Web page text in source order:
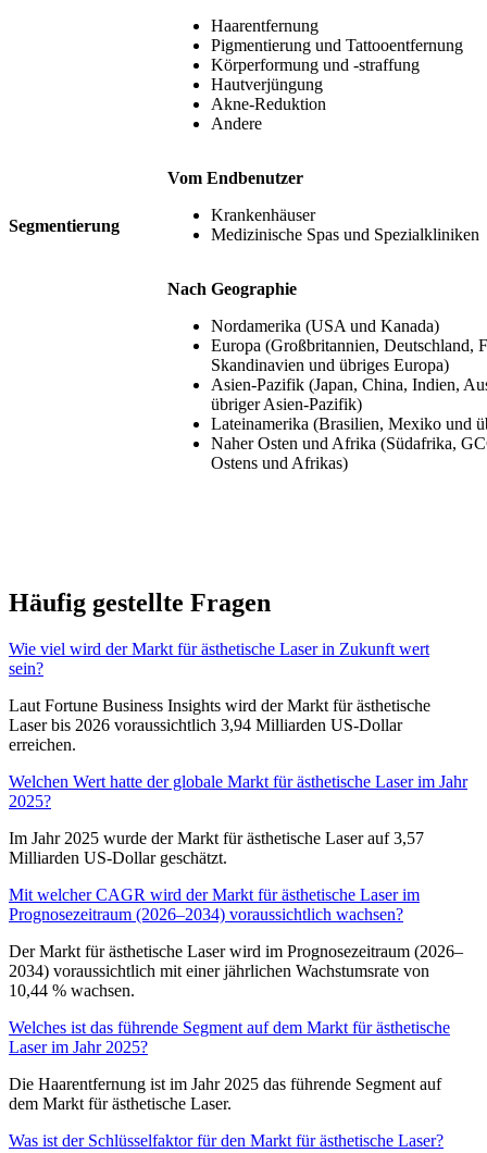
Segmentierung
Haarentfernung
Pigmentierung und Tattooentfernung
Körperformung und -straffung
Hautverjüngung
Akne-Reduktion
Andere
Vom Endbenutzer
Krankenhäuser
Medizinische Spas und Spezialkliniken
Nach Geographie
Nordamerika (USA und Kanada)
Europa (Großbritannien, Deutschland,
Skandinavien und übriges Europa)
Asien-Pazifik (Japan, China, Indien,
übriger Asien-Pazifik)
Lateinamerika (Brasilien, Mexiko und
Naher Osten und Afrika (Südafrika,
Ostens und Afrikas)
Häufig gestellte Fragen
Wie viel wird der Markt für ästhetische Laser in Zukunft wert
sein?
Laut Fortune Business Insights wird der Markt für ästhetische
Laser bis 2026 voraussichtlich 3,94 Milliarden US-Dollar
erreichen.
Welchen Wert hatte der globale Markt für ästhetische Laser im Jahr
2025?
Im Jahr 2025 wurde der Markt für ästhetische Laser auf 3,57
Milliarden US-Dollar geschätzt.
Mit welcher CAGR wird der Markt für ästhetische Laser im
Prognosezeitraum (2026–2034) voraussichtlich wachsen?
Der Markt für ästhetische Laser wird im Prognosezeitraum (2026–
2034) voraussichtlich mit einer jährlichen Wachstumsrate von
10,44 % wachsen.
Welches ist das führende Segment auf dem Markt für ästhetische
Laser im Jahr 2025?
Die Haarentfernung ist im Jahr 2025 das führende Segment auf
dem Markt für ästhetische Laser.
Was ist der Schlüsselfaktor für den Markt für ästhetische Laser?